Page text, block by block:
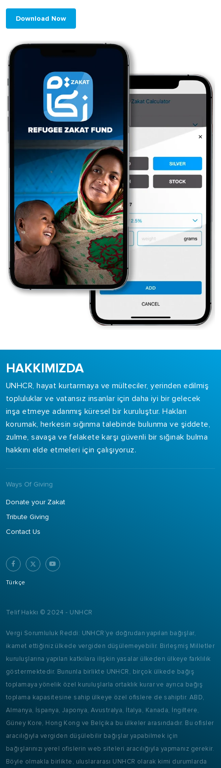
Download Now
HAKKIMIZDA
UNHCR, hayat kurtarmaya ve mülteciler, yerinden edilmiş
topluluklar ve vatansız insanlar için daha iyi bir gelecek
inşa etmeye adanmış küresel bir kuruluştur. Hakları
korumak, herkesin sığınma talebinde bulunma ve şiddete,
zulme, savaşa ve felakete karşı güvenli bir sığınak bulma
hakkını elde etmeleri için çalışıyoruz.
Ways Of Giving
Donate your Zakat
Tribute Giving
Contact Us
Türkçe
Telif Hakkı © 2024 - UNHCR
Vergi Sorumluluk Reddi: UNHCR’ye doğrudan yapılan bağışlar,
ikamet ettiğiniz ülkede vergiden düşülemeyebilir. Birleşmiş Milletler
kuruluşlarına yapılan katkılara ilişkin yasalar ülkeden ülkeye farklılık
göstermektedir. Bununla birlikte UNHCR, birçok ülkede bağış
toplamaya yönelik özel kuruluşlarla ortaklık kurar ve ayrıca bağış
toplama kapasitesine sahip ülkeye özel ofislere de sahiptir. ABD,
Almanya, İspanya, Japonya, Avustralya, İtalya, Kanada, İngiltere,
Güney Kore, Hong Kong ve Belçika bu ülkeler arasındadır. Bu ofisler
aracılığıyla vergiden düşülebilir bağışlar yapabilmek için
bağışlarınızı yerel ofislerin web siteleri aracılığıyla yapmanız gerekir.
Böyle olmakla birlikte, uluslararası UNHCR olarak kimi durumlarda